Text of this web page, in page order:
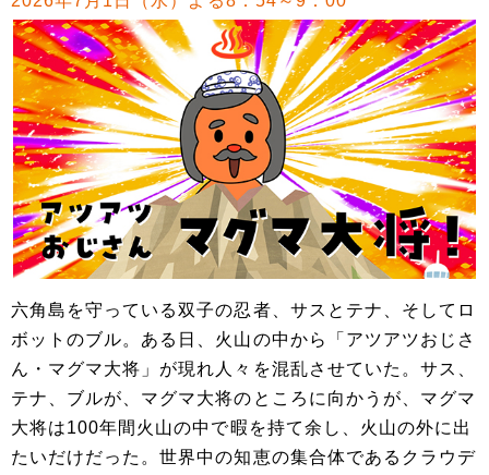
六角島を守っている双子の忍者、サスとテナ、そしてロ
ボットのブル。ある日、火山の中から「アツアツおじさ
ん・マグマ大将」が現れ人々を混乱させていた。サス、
テナ、ブルが、マグマ大将のところに向かうが、マグマ
大将は100年間火山の中で暇を持て余し、火山の外に出
たいだけだった。世界中の知恵の集合体であるクラウデ